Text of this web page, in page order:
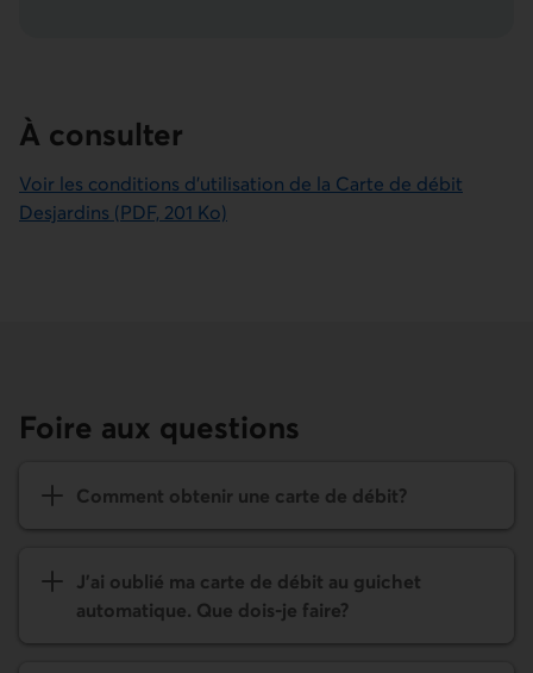
À consulter
Voir les conditions d'utilisation de la Carte de débit
Desjardins (PDF, 201 Ko)
Foire aux questions
Comment obtenir une carte de débit?
J'ai oublié ma carte de débit au guichet
automatique. Que dois-je faire?